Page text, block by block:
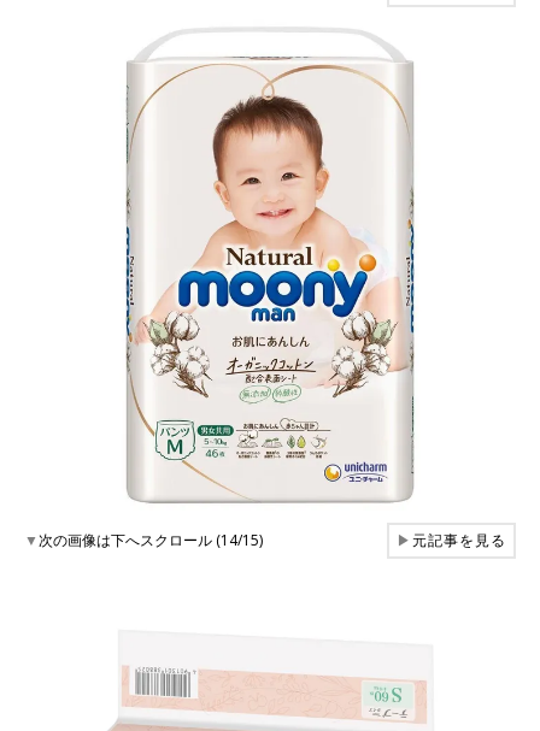
▼次の画像は下へスクロール (14/15) ▶元記事を見る